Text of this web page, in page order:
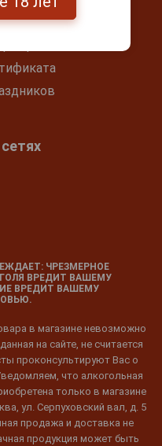
ЧРЕЗМЕРНОЕ
ВРЕДИТ ВАШЕМУ
ВРЕДИТ ВАШЕМУ
в магазине невозможно
на сайте, не считается
проконсультируют Вас о
что алкогольная
только в магазине
ул. Серпуховский вал, д. 5
продажа и доставка не
продукция может быть